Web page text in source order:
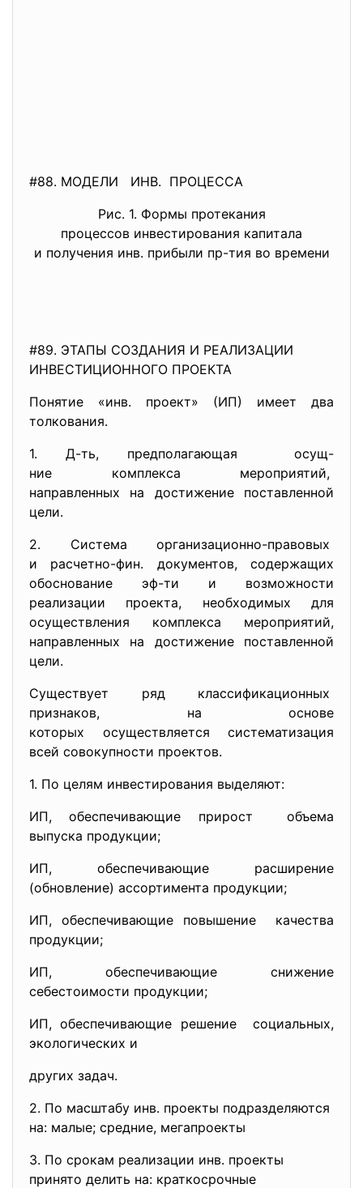
#88. МОДЕЛИ ИНВ. ПРОЦЕССА
Рис. 1. Формы протекания
процессов инвестирования капитала
и получения инв. прибыли пр-тия во времени
#89. ЭТАПЫ СОЗДАНИЯ И РЕАЛИЗАЦИИ
ИНВЕСТИЦИОННОГО ПРОЕКТА
Понятие «инв. проект» (ИП) имеет два
толкования.
1. Д-ть, предполагающая осущ-
ние комплекса мероприятий,
направленных на достижение поставленной
цели.
2. Система организационно-правовых
и расчетно-фин. документов, содержащих
обоснование эф-ти и возможности
реализации проекта, необходимых для
осуществления комплекса мероприятий,
направленных на достижение поставленной
цели.
Существует ряд классификационных
признаков, на основе
которых осуществляется систематизация
всей совокупности проектов.
1. По целям инвестирования выделяют:
ИП, обеспечивающие прирост объема
выпуска продукции;
ИП, обеспечивающие расширение
(обновление) ассортимента продукции;
ИП, обеспечивающие повышение качества
продукции;
ИП, обеспечивающие снижение
себестоимости продукции;
ИП, обеспечивающие решение социальных,
экологических и
других задач.
2. По масштабу инв. проекты подразделяются
на: малые; средние, мегапроекты
3. По срокам реализации инв. проекты
принято делить на: краткосрочные